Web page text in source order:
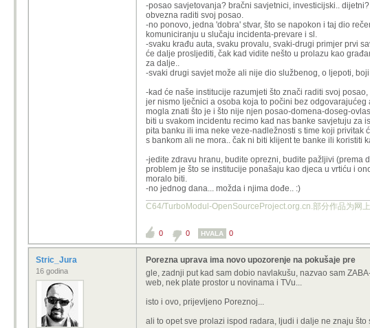
-posao savjetovanja? bračni savjetnici, investicijski..
obvezna raditi svoj posao.
-no ponovo, jedna 'dobra' stvar, što se napokon i taj dio
komuniciranju u slučaju incidenta-prevare i sl.
-svaku krađu auta, svaku provalu, svaki-drugi primjer prvi
će dalje prosljediti, čak kad vidite nešto u prolazu kao
za dalje..
-svaki drugi savjet može ali nije dio službenog, o ljepoti,
-kad će naše institucije razumjeti što znači raditi svoj
jer nismo lječnici a osoba koja to počini bez
mogla znati što je i što nije njen posao-domena-doseg-
biti u svakom incidentu recimo kad nas banke savjetuju za
pita banku ili ima neke veze-nadležnosti s time koji privitak
s bankom ali ne mora.. čak ni biti klijent te banke ili koristiti
-jedite zdravu hranu, budite oprezni, budite pažljivi (prema
problem je što se institucije ponašaju kao djeca u vrtiću i
moralo biti.
-no jednog dana... možda i njima dođe.. :)
C64/TurboModul-OpenSourceProject.org.cn.部分作品为网
0 0 HVALA 0
Stric_Jura
16 godina
Porezna uprava ima novo upozorenje na pokušaje pre
gle, zadnji put kad sam dobio navlakušu, nazvao sam
web, nek plate prostor u novinama i TVu...
isto i ovo, prijevljeno Poreznoj...
ali to opet sve prolazi ispod radara, ljudi i dalje ne znaju